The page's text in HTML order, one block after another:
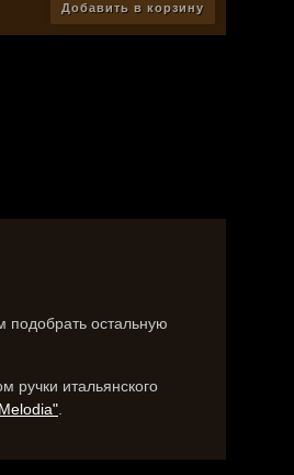
Добавить в корзину
подобрать остальную
ручки итальянского